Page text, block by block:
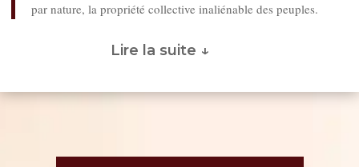
par nature, la propriété collective inaliénable des peuples.
Lire la suite ↓